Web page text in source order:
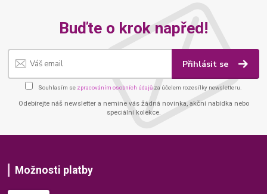
Buďte o krok napřed!
Přihlásit se
Souhlasím se zpracováním osobních údajů za účelem rozesílky newsletteru.
Odebírejte náš newsletter a nemine vás žádná novinka, akční nabídka nebo
speciální kolekce.
Možnosti platby